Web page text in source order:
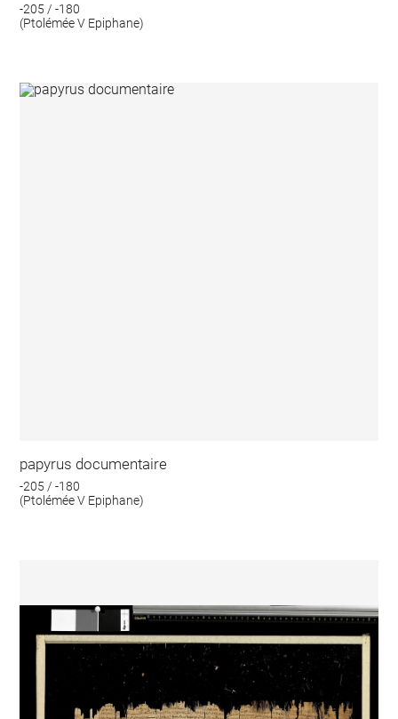
-205 / -180
(Ptolémée V Epiphane)
papyrus documentaire
-205 / -180
(Ptolémée V Epiphane)